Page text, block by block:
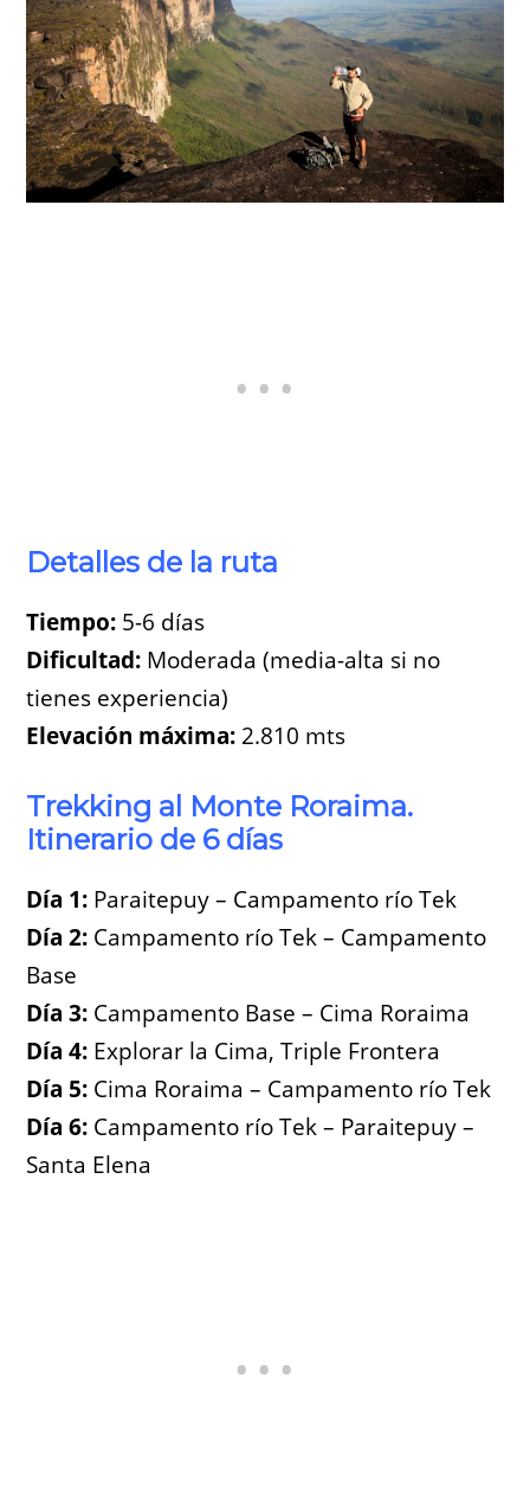
Detalles de la ruta
Tiempo: 5-6 días
Dificultad: Moderada (media-alta si no
tienes experiencia)
Elevación máxima: 2.810 mts
Trekking al Monte Roraima.
Itinerario de 6 días
Día 1: Paraitepuy – Campamento río Tek
Día 2: Campamento río Tek – Campamento
Base
Día 3: Campamento Base – Cima Roraima
Día 4: Explorar la Cima, Triple Frontera
Día 5: Cima Roraima – Campamento río Tek
Día 6: Campamento río Tek – Paraitepuy –
Santa Elena